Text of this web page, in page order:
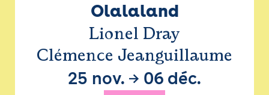
Olalaland
Lionel Dray
Clémence Jeanguillaume
25 nov. → 06 déc.